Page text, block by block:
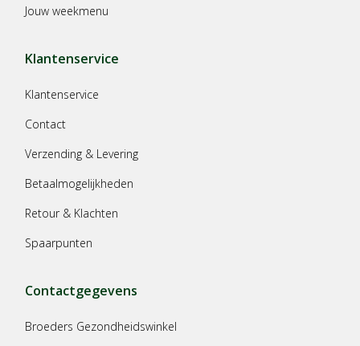
Jouw weekmenu
Klantenservice
Klantenservice
Contact
Verzending & Levering
Betaalmogelijkheden
Retour & Klachten
Spaarpunten
Contactgegevens
Broeders Gezondheidswinkel